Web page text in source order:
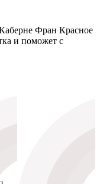
Фран Красное
и поможет с